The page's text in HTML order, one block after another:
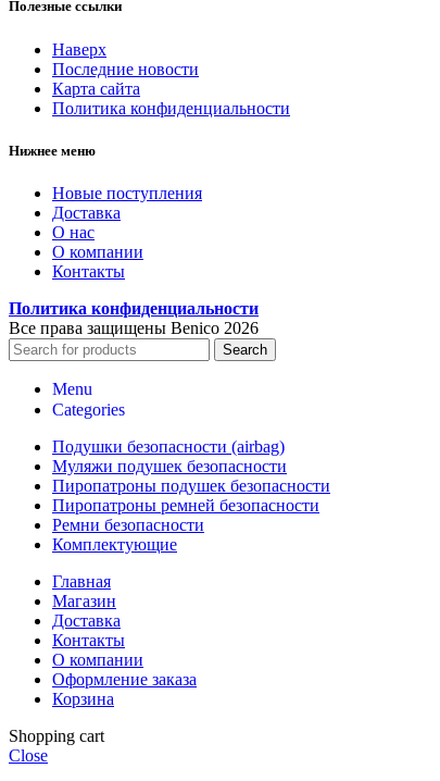
Полезные ссылки
Наверх
Последние новости
Карта сайта
Политика конфиденциальности
Нижнее меню
Новые поступления
Доставка
О нас
О компании
Контакты
Политика конфиденциальности
Все права защищены Benico 2026
Search
Menu
Categories
Подушки безопасности (airbag)
Муляжи подушек безопасности
Пиропатроны подушек безопасности
Пиропатроны ремней безопасности
Ремни безопасности
Комплектующие
Главная
Магазин
Доставка
Контакты
О компании
Оформление заказа
Корзина
Shopping cart
Close